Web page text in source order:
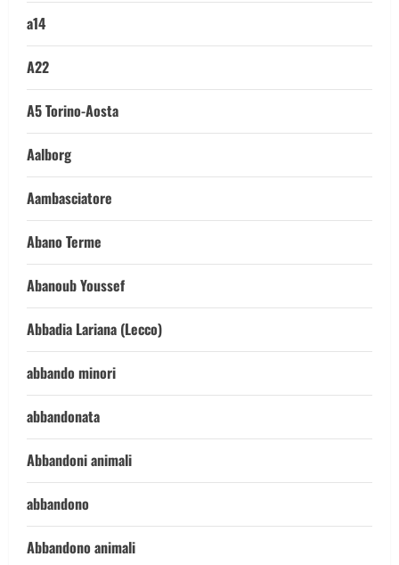
a14
A22
A5 Torino-Aosta
Aalborg
Aambasciatore
Abano Terme
Abanoub Youssef
Abbadia Lariana (Lecco)
abbando minori
abbandonata
Abbandoni animali
abbandono
Abbandono animali